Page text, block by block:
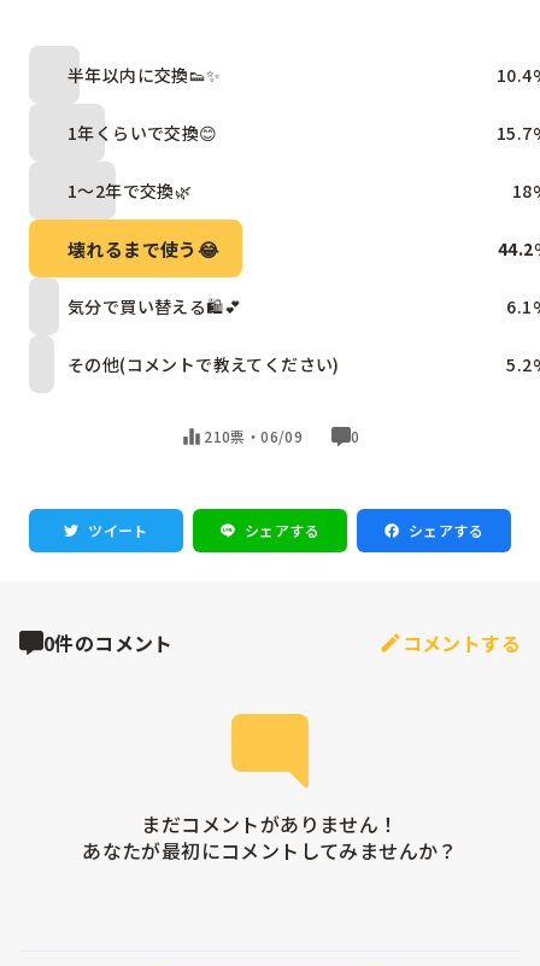
半年以内に交換👟✨ 10.4
1年くらいで交換😊 15.7
1〜2年で交換🌿 18
壊れるまで使う😂 44.2
気分で買い替える🛍️💕 6.1
その他(コメントで教えてください) 5.2
210票・06/09 0
ツイート シェアする シェアする
0件のコメント コメントする
まだコメントがありません！
あなたが最初にコメントしてみませんか？